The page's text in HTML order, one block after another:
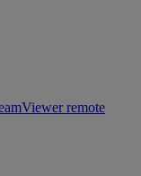
remote